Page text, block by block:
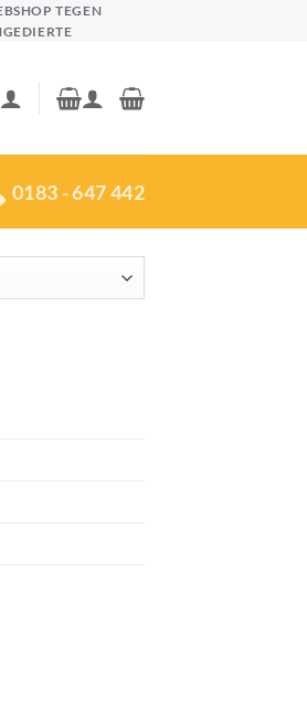
TEGEN
0183 - 647 442